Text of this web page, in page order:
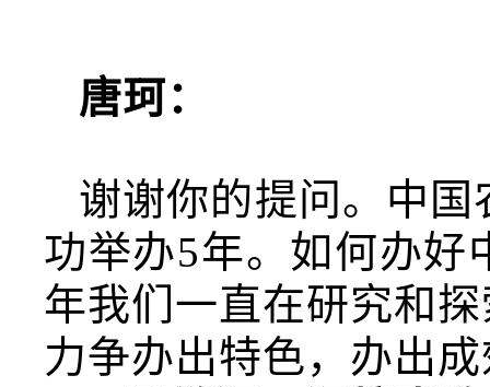
唐珂：
谢谢你的提问。中
功举办5年。如何办好
年我们一直在研究和
力争办出特色，办出